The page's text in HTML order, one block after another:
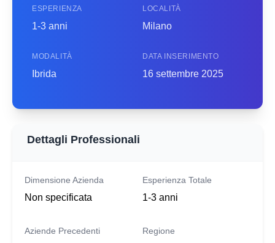
ESPERIENZA
1-3 anni
LOCALITÀ
Milano
MODALITÀ
Ibrida
DATA INSERIMENTO
16 settembre 2025
Dettagli Professionali
Dimensione Azienda
Non specificata
Esperienza Totale
1-3 anni
Aziende Precedenti Regione